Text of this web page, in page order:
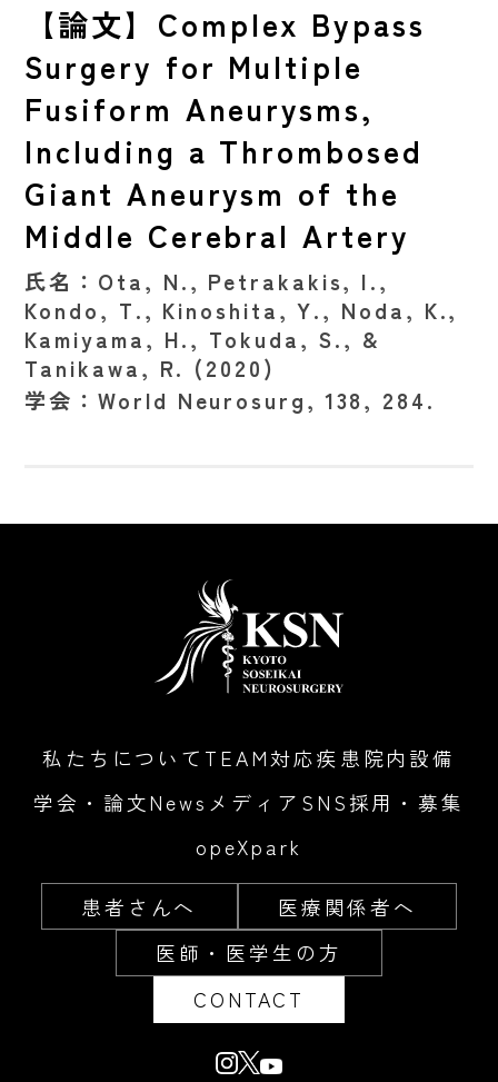
【論文】Complex Bypass
Surgery for Multiple
Fusiform Aneurysms,
Including a Thrombosed
Giant Aneurysm of the
Middle Cerebral Artery
氏名： Ota, N., Petrakakis, I.,
Kondo, T., Kinoshita, Y., Noda, K.,
Kamiyama, H., Tokuda, S., &
Tanikawa, R. (2020)
学会：World Neurosurg, 138, 284.
私たちについて TEAM対応疾患 院内設備
学会・論文News メディア SNS 採用・募集
opeXpark
患者さんへ
医療関係者へ
医師・医学生の方
CONTACT